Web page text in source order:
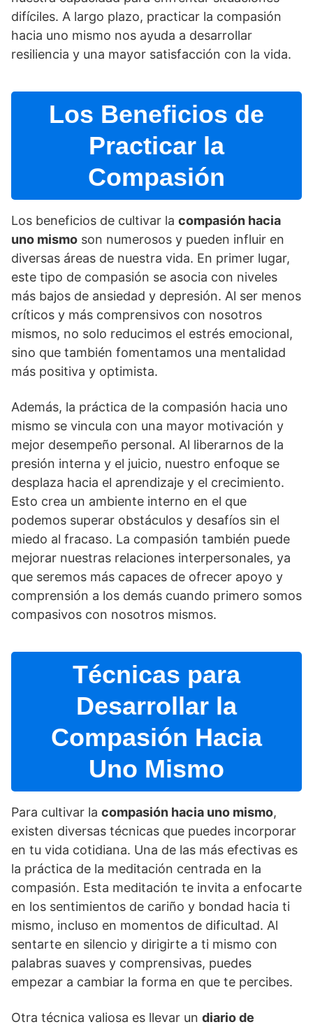
difí­ciles. A largo plazo, practicar la compasión
hacia uno mismo nos ayuda a desarrollar
resiliencia y una mayor satisfacción con la vida.
Los Beneficios de
Practicar la
Compasión
Los beneficios de cultivar la compasión hacia
uno mismo son numerosos y pueden influir en
diversas áreas de nuestra vida. En primer lugar,
este tipo de compasión se asocia con niveles
más bajos de ansiedad y depresión. Al ser menos
crí­ticos y más comprensivos con nosotros
mismos, no solo reducimos el estrés emocional,
sino que también fomentamos una mentalidad
más positiva y optimista.
Además, la práctica de la compasión hacia uno
mismo se vincula con una mayor motivación y
mejor desempeño personal. Al liberarnos de la
presión interna y el juicio, nuestro enfoque se
desplaza hacia el aprendizaje y el crecimiento.
Esto crea un ambiente interno en el que
podemos superar obstáculos y desafí­os sin el
miedo al fracaso. La compasión también puede
mejorar nuestras relaciones interpersonales, ya
que seremos más capaces de ofrecer apoyo y
comprensión a los demás cuando primero somos
compasivos con nosotros mismos.
Técnicas para
Desarrollar la
Compasión Hacia
Uno Mismo
Para cultivar la compasión hacia uno mismo,
existen diversas técnicas que puedes incorporar
en tu vida cotidiana. Una de las más efectivas es
la práctica de la meditación centrada en la
compasión. Esta meditación te invita a enfocarte
en los sentimientos de cariño y bondad hacia ti
mismo, incluso en momentos de dificultad. Al
sentarte en silencio y dirigirte a ti mismo con
palabras suaves y comprensivas, puedes
empezar a cambiar la forma en que te percibes.
Otra técnica valiosa es llevar un diario de